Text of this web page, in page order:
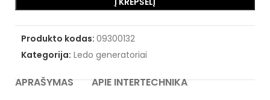
Produkto kodas: 09300132
Kategorija: Ledo generatoriai
APRAŠYMAS APIE INTERTECHNIKA